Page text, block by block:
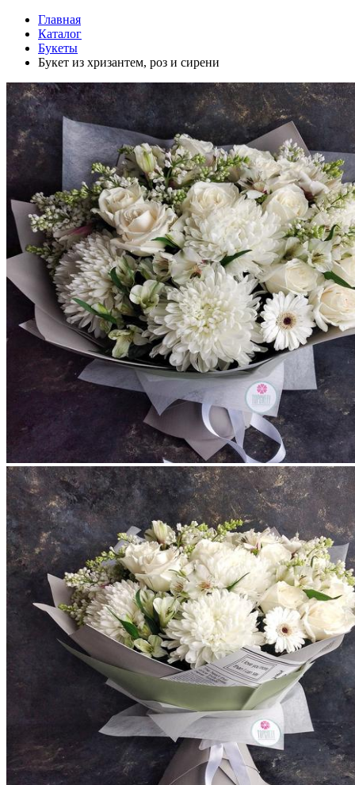
Главная
Каталог
Букеты
Букет из хризантем, роз и сирени